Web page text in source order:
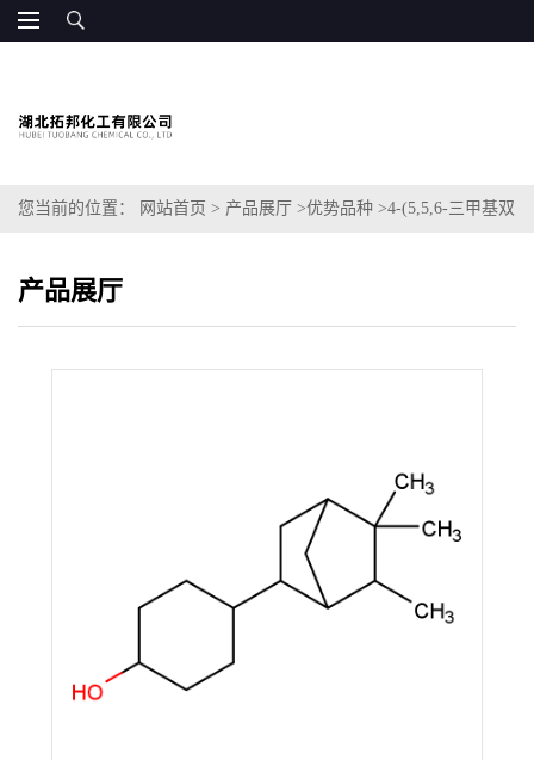
您当前的位置： 网站首页 > 产品展厅 >优势品种 >4-(5,5,6-三甲基双
产品展厅